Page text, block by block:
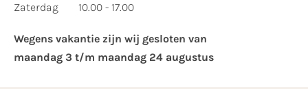
Zaterdag
10.00 - 17.00
Wegens vakantie zijn wij gesloten van ​
maandag 3 t/m maandag 24 augustus